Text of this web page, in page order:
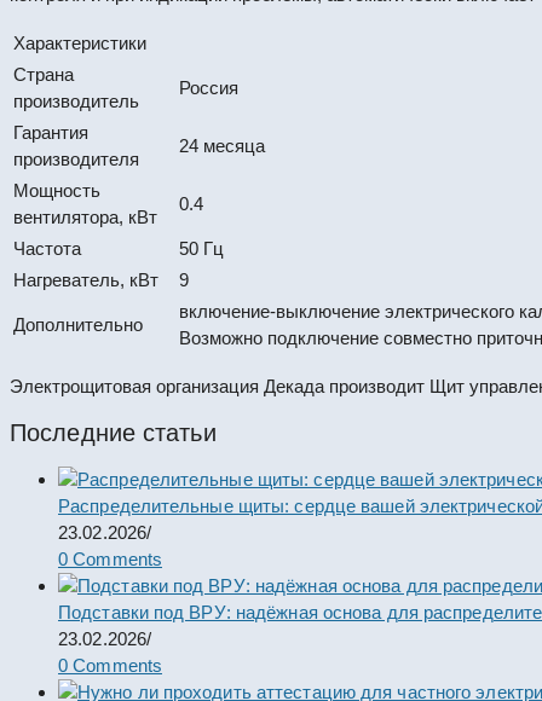
Характеристики
Страна
производитель
Россия
Гарантия
производителя
24 месяца
Мощность
вентилятора, кВт
0.4
Частота
50 Гц
Нагреватель, кВт
9
Дополнительно
включение-выключение электрического
Возможно подключение совместно
Электрощитовая организация Декада производит Щит
Последние статьи
Распределительные щиты: сердце вашей
23.02.2026/
0 Comments
Подставки под ВРУ: надёжная основа для
23.02.2026/
0 Comments